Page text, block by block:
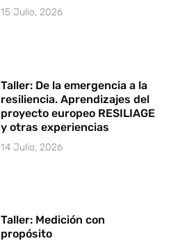
15 Julio, 2026
Taller: De la emergencia a la
resiliencia. Aprendizajes del
proyecto europeo RESILIAGE
y otras experiencias
14 Julio, 2026
Taller: Medición con
propósito